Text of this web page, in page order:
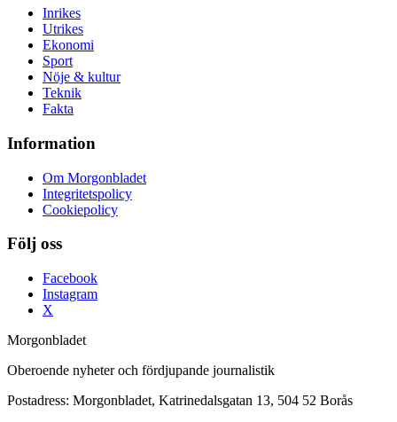
Inrikes
Utrikes
Ekonomi
Sport
Nöje & kultur
Teknik
Fakta
Information
Om Morgonbladet
Integritetspolicy
Cookiepolicy
Följ oss
Facebook
Instagram
X
Morgonbladet
Oberoende nyheter och fördjupande journalistik
Postadress: Morgonbladet, Katrinedalsgatan 13, 504 52 Borås